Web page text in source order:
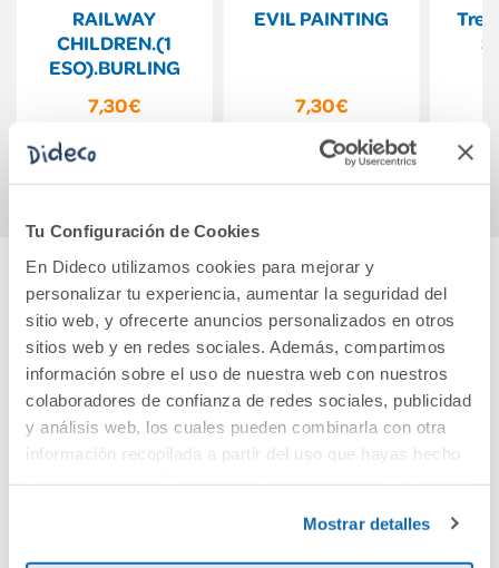
Tu Configuración de Cookies
En Dideco utilizamos cookies para mejorar y
personalizar tu experiencia, aumentar la seguridad del
sitio web, y ofrecerte anuncios personalizados en otros
sitios web y en redes sociales. Además, compartimos
información sobre el uso de nuestra web con nuestros
colaboradores de confianza de redes sociales, publicidad
y análisis web, los cuales pueden combinarla con otra
información recopilada a partir del uso que hayas hecho
Mostrar detalles
RAILWAY
CHILDREN.(1
ESO).BURLING
7,30€
Comprar
EVIL PAINTING
7,30€
Comprar
Cuéntanos tu opinión
¡Sé el primero en valorar este producto!
Debes iniciar sesión para poder valorarlo